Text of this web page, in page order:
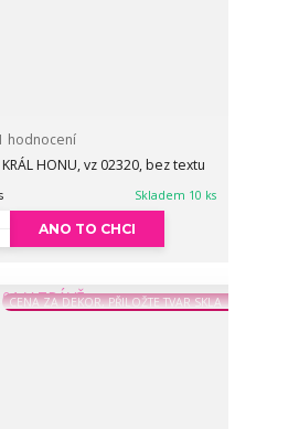
hodnocení
KRÁL HONU, vz 02320, bez textu
Skladem 10 ks
ANO TO CHCI
CENA ZA DEKOR, PŘILOŽTE TVAR SKLA